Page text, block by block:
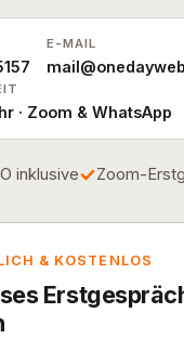
E-MAIL
· Zoom & WhatsApp
inklusive Zoom-
& KOSTENLOS